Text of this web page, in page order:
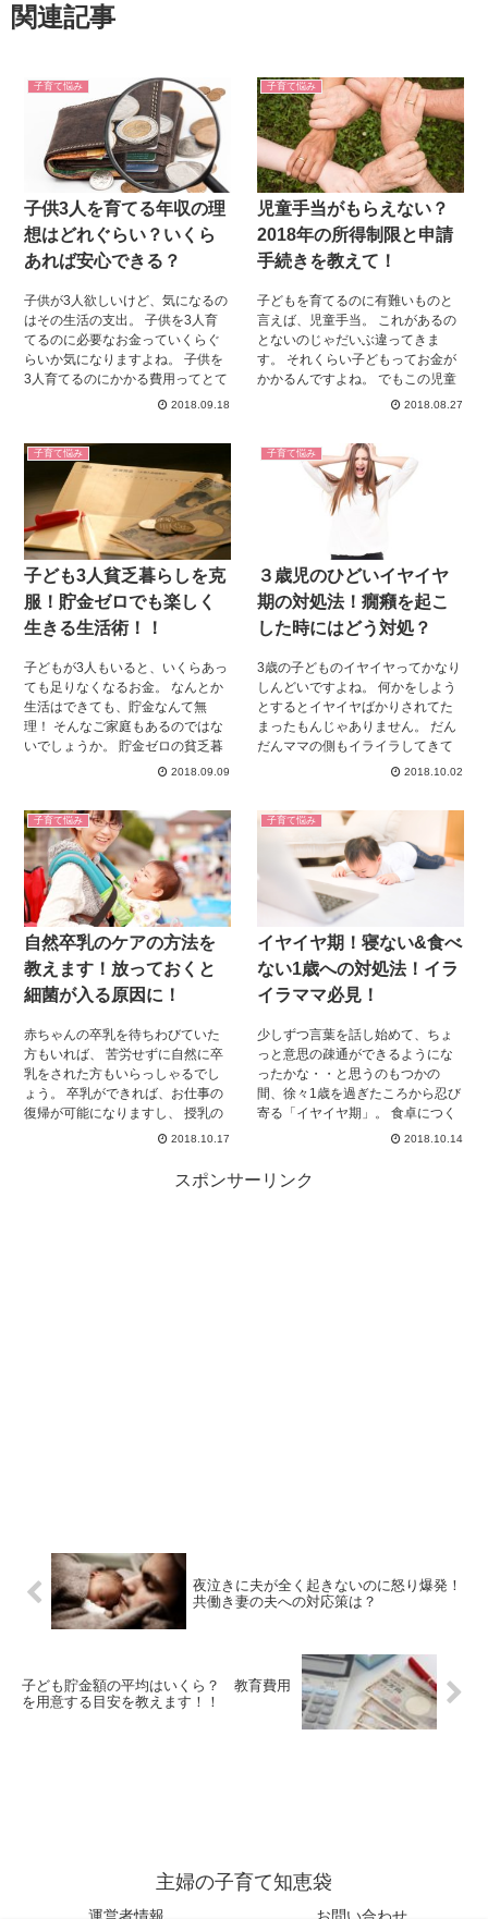
関連記事
子育て悩み
子供3人を育てる年収の理
想はどれぐらい？いくら
あれば安心できる？
子供が3人欲しいけど、気になるの
はその生活の支出。 子供を3人育
てるのに必要なお金っていくらぐ
らいか気になりますよね。 子供を
3人育てるのにかかる費用ってとて
も大きな額になりますが、 助成金
か？ 子供3人を育てていくときに
考えておきたいのが理想の年収。
なんでもないことのように思われ
ますが、実はとっても重要なんで
す！ そこで今回は子供3人を育て
るのにかかる費用、理想の年収、
年収500万円でも幸せに暮らしてい
くために見直していきたいポイン
トについてご紹介していきます！
2018.09.18
子育て悩み
児童手当がもらえない？
2018年の所得制限と申請
手続きを教えて！
子どもを育てるのに有難いものと
言えば、児童手当。 これがあるの
とないのじゃだいぶ違ってきま
す。 それくらい子どもってお金が
かかるんですよね。 でもこの児童
手当もらうのにもちゃんとした手
ってことも… そんなことにならな
いように、今回は児童手当につい
てお伝えします。 ママさんは必見
2018.08.27
子育て悩み
子ども3人貧乏暮らしを克
服！貯金ゼロでも楽しく
生きる生活術！！
子どもが3人もいると、いくらあっ
ても足りなくなるお金。 なんとか
生活はできても、貯金なんて無
理！ そんなご家庭もあるのではな
いでしょうか。 貯金ゼロの貧乏暮
らしだと、 いろいろな不安が出て
日を楽しく過ごしていらっしゃる
方たちもたくさんいます。 そうい
った人たちは、日々どんな工夫を
されてるのでしょうか。 一緒に見
ていきましょう。
2018.09.09
子育て悩み
３歳児のひどいイヤイヤ
期の対処法！癇癪を起こ
した時にはどう対処？
3歳の子どものイヤイヤってかなり
しんどいですよね。 何かをしよう
とするとイヤイヤばかりされてた
まったもんじゃありません。 だん
だんママの側もイライラしてきて
悪循環になってしまう、なんてこ
るような気のするイヤイヤにもち
ゃんと理由があるんです。 そこ
で、今回は3歳児のイヤイヤの癇癪
について、 起こすわけと対処法に
ついてご紹介していきます！ 最後
までじっくり読んで、今日から癇
癪への対応に役立ててください
ね。
2018.10.02
子育て悩み
自然卒乳のケアの方法を
教えます！放っておくと
細菌が入る原因に！
赤ちゃんの卒乳を待ちわびていた
方もいれば、 苦労せずに自然に卒
乳をされた方もいらっしゃるでし
ょう。 卒乳ができれば、お仕事の
復帰が可能になりますし、 授乳の
手間がなくなり行動範囲が広がり
きたとはいえ、 お母さんの身体の
中では卒乳という概念がないた
2018.10.17
子育て悩み
イヤイヤ期！寝ない&食べ
ない1歳への対処法！イラ
イラママ必見！
少しずつ言葉を話し始めて、ちょ
っと意思の疎通ができるようにな
ったかな・・と思うのもつかの
間、徐々1歳を過ぎたころから忍び
寄る「イヤイヤ期」。 食卓につく
ところから「いや！」を連発し、
やご飯を今日は断固拒否。 寝か
し付けをしようとすると、逃げ回
2018.10.14
スポンサーリンク
夜泣きに夫が全く起きないのに怒り爆発！
共働き妻の夫への対応策は？
子ども貯金額の平均はいくら？ 教育費用
を用意する目安を教えます！！
主婦の子育て知恵袋